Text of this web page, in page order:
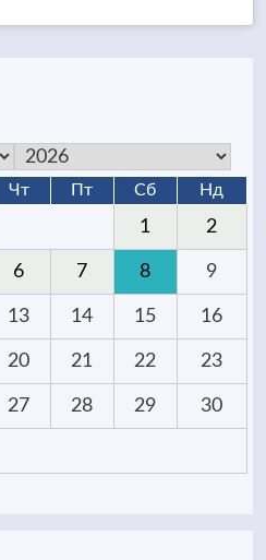
Чт Пт Сб Нд
1 2
6 7 8 9
13 14 15 16
20 21 22 23
27 28 29 30